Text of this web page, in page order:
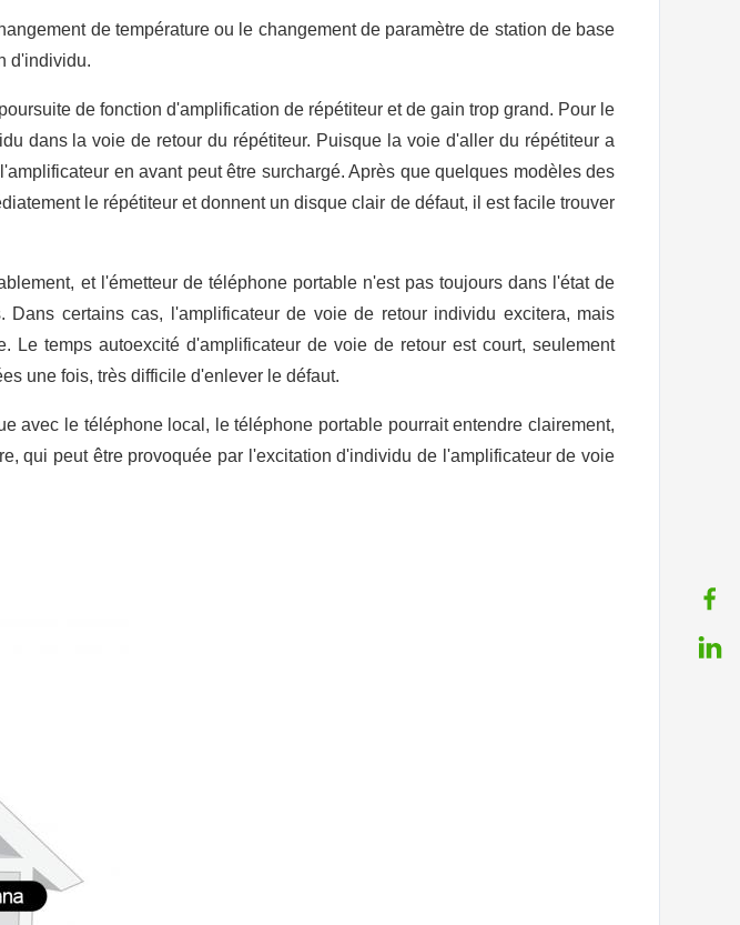
de température ou le changement de paramètre de station de base
d'individu.
de fonction d'amplification de répétiteur et de gain trop grand. Pour le
dans la voie de retour du répétiteur. Puisque la voie d'aller du répétiteur a
en avant peut être surchargé. Après que quelques modèles des
le répétiteur et donnent un disque clair de défaut, il est facile trouver
et l'émetteur de téléphone portable n'est pas toujours dans l'état de
certains cas, l'amplificateur de voie de retour individu excitera, mais
temps autoexcité d'amplificateur de voie de retour est court, seulement
une fois, très difficile d'enlever le défaut.
avec le téléphone local, le téléphone portable pourrait entendre clairement,
qui peut être provoquée par l'excitation d'individu de l'amplificateur de voie